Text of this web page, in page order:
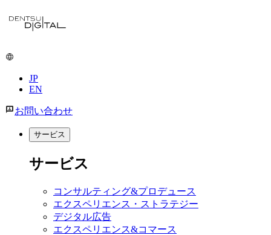
JP
EN
お問い合わせ
サービス
サービス
コンサルティング&プロデュース
エクスペリエンス・ストラテジー
デジタル広告
エクスペリエンス&コマース